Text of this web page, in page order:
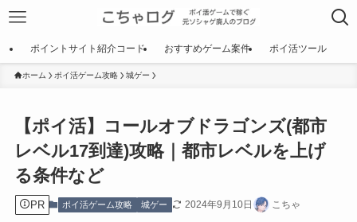
ポイントサイト紹介コード おすすめゲーム案件 ポイ活ツール
ホーム ポイ活ゲーム攻略 城ゲー
【ポイ活】コールオブドラゴンズ(都市
レベル17到達)攻略｜都市レベルを上げ
る条件など
PR ポイ活ゲーム攻略 城ゲー 2024年9月10日 こちゃ